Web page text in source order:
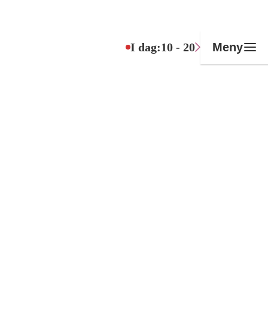
I dag:10 - 20 Meny